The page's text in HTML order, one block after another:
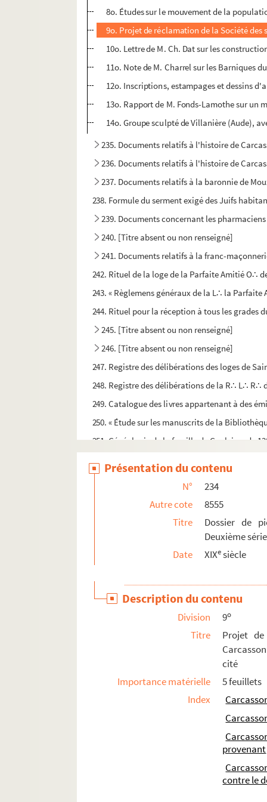
8o. Études sur le mouvement de la
9o. Projet de réclamation de la Société des
10o. Lettre de M. Ch. Dat sur les
11o. Note de M. Charrel sur les Barniques
12o. Inscriptions, estampages et dessins
13o. Rapport de M. Fonds-Lamothe sur
14o. Groupe sculpté de Villanière (Aude),
235. Documents relatifs à l'histoire de
236. Documents relatifs à l'histoire de
237. Documents relatifs à la baronnie de
238. Formule du serment exigé des Juifs
239. Documents concernant les
240. [Titre absent ou non renseigné]
241. Documents relatifs à la franc-
242. Rituel de la loge de la Parfaite Amitié O∴
243. « Règlemens généraux de la L∴ la
244. Rituel pour la réception à tous les grades
245. [Titre absent ou non renseigné]
246. [Titre absent ou non renseigné]
247. Registre des délibérations des loges de
248. Registre des délibérations de la R∴ L∴
249. Catalogue des livres appartenant à des
250. « Étude sur les manuscrits de la
251. Généalogie de la famille de Gaulejac, de
Présentation du contenu
N°
234
Autre cote
8555
Titre
Dossier de
Deuxième série
Date
XIXesiècle
Description du contenu
Division 9o
Titre
Projet
cité
Importance matérielle
5 feuillets
Index
provenant
contre le